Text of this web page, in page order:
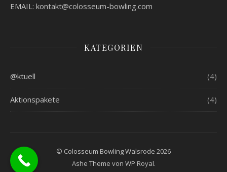
EMAIL: kontakt@colosseum-bowling.com
KATEGORIEN
@ktuell (4)
Aktionspakete (4)
© Colosseum Bowling Walsrode 2026
Ashe Theme von WP Royal.